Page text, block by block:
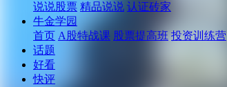
说说股票 精品说说 认证砖家
牛金学园
首页 A股特战课 股票提高班 投资训练营
话题
好看
快评